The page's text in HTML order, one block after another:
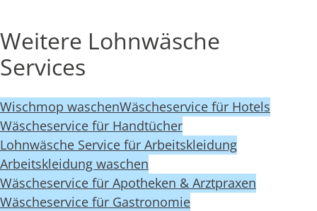
Weitere Lohnwäsche
Services
Wischmop waschenWäscheservice für Hotels
Wäscheservice für Handtücher
Lohnwäsche Service für Arbeitskleidung
Arbeitskleidung waschen
Wäscheservice für Apotheken & Arztpraxen
Wäscheservice für Gastronomie